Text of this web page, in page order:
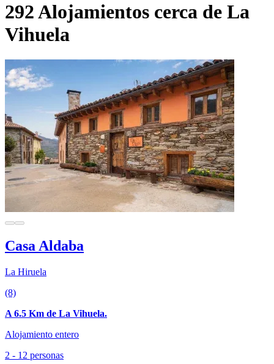
292 Alojamientos cerca de La
Vihuela
Casa Aldaba
La Hiruela
(8)
A 6.5 Km de La Vihuela.
Alojamiento entero
2 - 12 personas